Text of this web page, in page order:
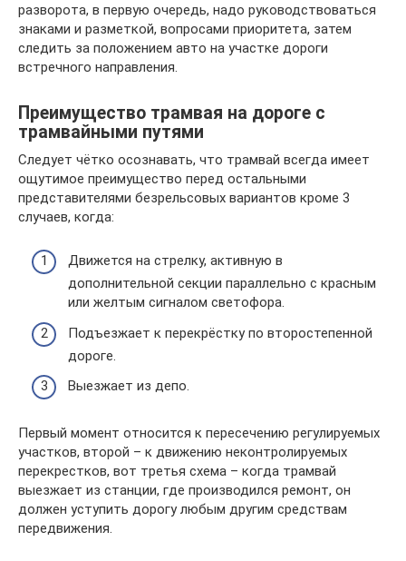
разворота, в первую очередь, надо руководствоваться
знаками и разметкой, вопросами приоритета, затем
следить за положением авто на участке дороги
встречного направления.
Преимущество трамвая на дороге с
трамвайными путями
Следует чётко осознавать, что трамвай всегда имеет
ощутимое преимущество перед остальными
представителями безрельсовых вариантов кроме 3
случаев, когда:
Движется на стрелку, активную в
дополнительной секции параллельно с красным
или желтым сигналом светофора.
Подъезжает к перекрёстку по второстепенной
дороге.
Выезжает из депо.
Первый момент относится к пересечению регулируемых
участков, второй – к движению неконтролируемых
перекрестков, вот третья схема – когда трамвай
выезжает из станции, где производился ремонт, он
должен уступить дорогу любым другим средствам
передвижения.